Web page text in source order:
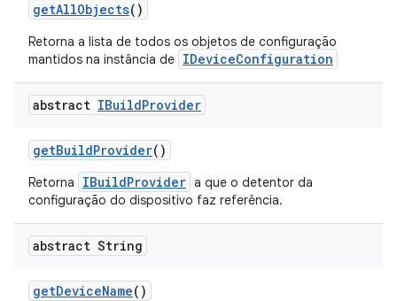
getAllObjects()
Retorna a lista de todos os objetos de configuração
mantidos na instância de IDeviceConfiguration
abstract IBuildProvider
getBuildProvider()
Retorna IBuildProvider a que o detentor da
configuração do dispositivo faz referência.
abstract String
getDeviceName()